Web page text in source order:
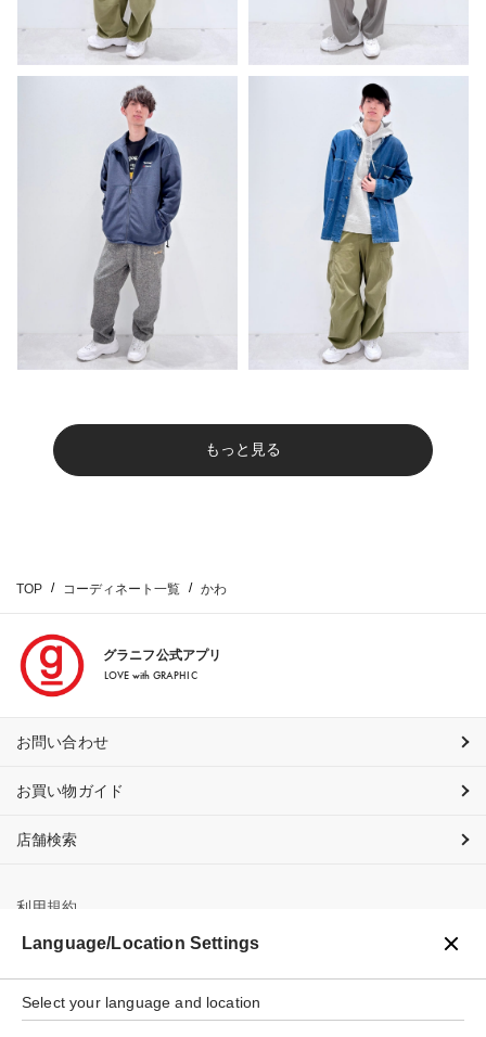
もっと見る
TOP コーディネート一覧 かわ
グラニフ公式アプリ
LOVE with GRAPHIC
お問い合わせ
お買い物ガイド
店舗検索
利用規約
プライバシーポリシー
特定商取引法に基づく表示
Language/Location Settings
Select your language and location